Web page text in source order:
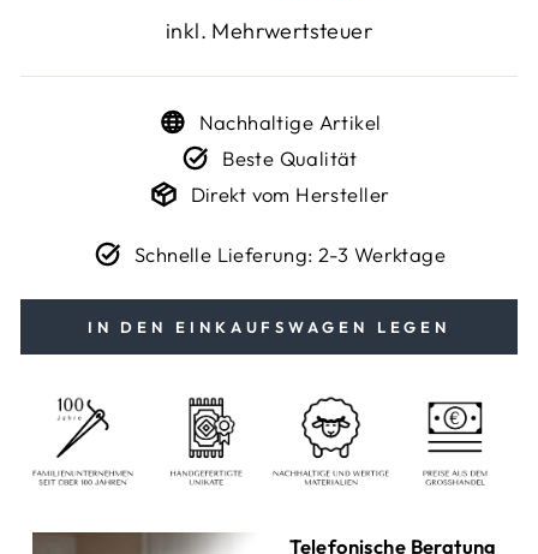
inkl. Mehrwertsteuer
Nachhaltige Artikel
Beste Qualität
Direkt vom Hersteller
Schnelle Lieferung: 2-3 Werktage
IN DEN EINKAUFSWAGEN LEGEN
Telefonische Beratung